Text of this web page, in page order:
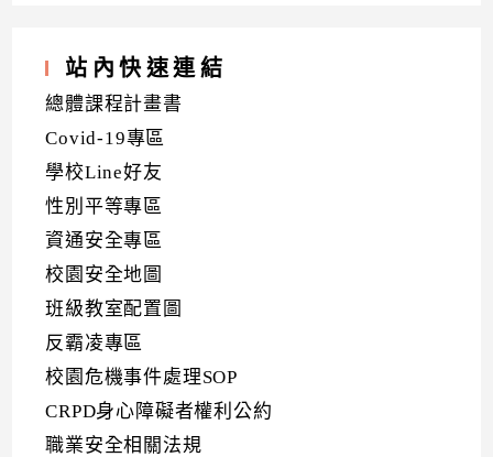
站內快速連結
總體課程計畫書
Covid-19專區
學校Line好友
性別平等專區
資通安全專區
校園安全地圖
班級教室配置圖
反霸凌專區
校園危機事件處理SOP
CRPD身心障礙者權利公約
職業安全相關法規